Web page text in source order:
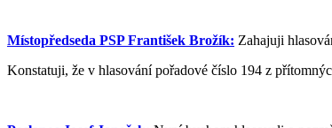
Místopředseda PSP František Brožík: Zahajuji
Konstatuji, že v hlasování pořadové číslo 194 z